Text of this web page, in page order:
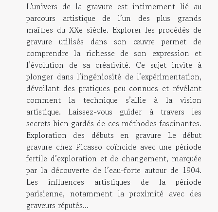
L'univers de la gravure est intimement lié au
parcours artistique de l’un des plus grands
maîtres du XXe siècle. Explorer les procédés de
gravure utilisés dans son œuvre permet de
comprendre la richesse de son expression et
l’évolution de sa créativité. Ce sujet invite à
plonger dans l’ingéniosité de l’expérimentation,
dévoilant des pratiques peu connues et révélant
comment la technique s’allie à la vision
artistique. Laissez-vous guider à travers les
secrets bien gardés de ces méthodes fascinantes.
Exploration des débuts en gravure Le début
gravure chez Picasso coïncide avec une période
fertile d’exploration et de changement, marquée
par la découverte de l’eau-forte autour de 1904.
Les influences artistiques de la période
parisienne, notamment la proximité avec des
graveurs réputés...